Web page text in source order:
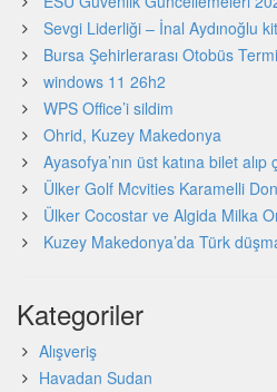
Sevgi Liderliği – İnal Aydınoğlu
Bursa Şehirlerarası Otobüs
windows 11 26h2
WPS Office’i sildim
Ohrid, Kuzey Makedonya
Ayasofya’nın üst katına bilet
Ülker Golf Mcvities Karamelli
Ülker Cocostar ve Algida Milka
Kuzey Makedonya’da Türk
Kategoriler
Alışveriş
Havadan Sudan